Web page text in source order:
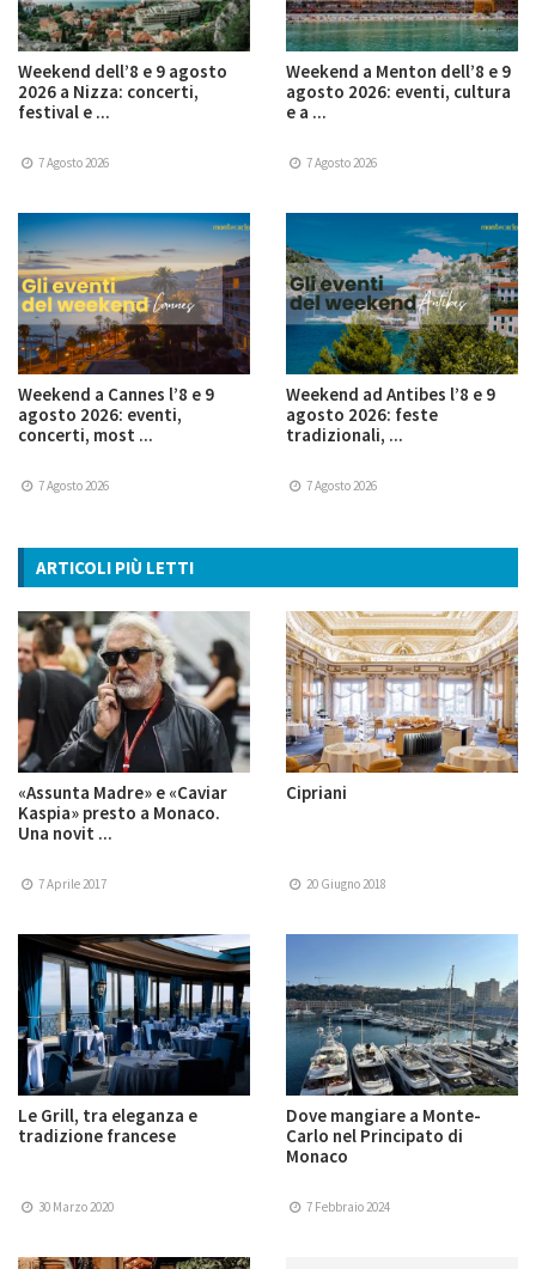
Weekend dell’8 e 9 agosto
2026 a Nizza: concerti,
festival e ...
7 Agosto 2026
Weekend a Menton dell’8 e 9
agosto 2026: eventi, cultura
e a ...
7 Agosto 2026
Weekend a Cannes l’8 e 9
agosto 2026: eventi,
concerti, most ...
7 Agosto 2026
Weekend ad Antibes l’8 e 9
agosto 2026: feste
tradizionali, ...
7 Agosto 2026
ARTICOLI PIÙ LETTI
«Assunta Madre» e «Caviar
Kaspia» presto a Monaco.
Una novit ...
7 Aprile 2017
Cipriani
20 Giugno 2018
Le Grill, tra eleganza e
tradizione francese
30 Marzo 2020
Dove mangiare a Monte-
Carlo nel Principato di
Monaco
7 Febbraio 2024